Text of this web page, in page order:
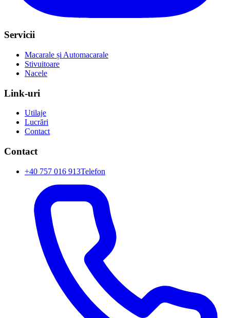
Servicii
Macarale și Automacarale
Stivuitoare
Nacele
Link-uri
Utilaje
Lucrări
Contact
Contact
+40 757 016 913Telefon